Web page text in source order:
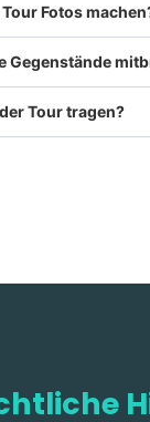
Fotos
Gegenstände
Tour tragen?